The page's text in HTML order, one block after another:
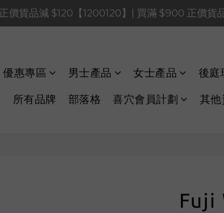
價貨品減 $120【1200120】| 買滿 $900 正價貨
價貨品減 $120【1200120】| 買滿 $900 正價貨
正價貨品減 $40【60040】| 買滿 $400 正價貨
Payments FPS將於 2026 年 8 月 9 日（
價貨品減 $120【1200120】| 買滿 $900 正價貨
優惠專區 男士產品 女士產品 後庭
所有品牌 部落格 喜穴會員計劃 其他
Fuji